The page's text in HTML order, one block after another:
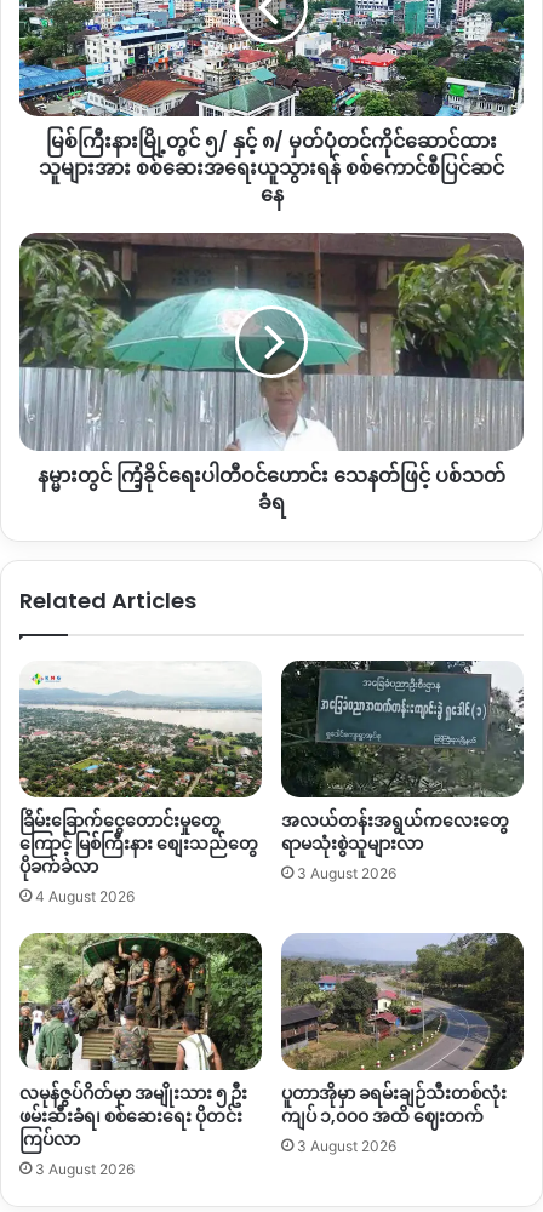
တယ်”ပြောပါတယ်။
ထီးချိုင့်မြို့နယ်အုပ်ချုပ်ရေးအဖွဲ့ဝင်တစ်ဦး(ပကဖ)
ကျနော်တို့ထီးချိုင့်မြို့နယ်မှာ စစ်ကောင်စီဘက် မဲစာရင်းကောက်လို့
ရတဲ့နေရာ၊ ကျနော်တို့လက်လှမ်းမမှီတဲ့ နေရာပေါ့ ၃နေရာပဲရှိတယ်။
ထီးချိုင့်မြို့ပေါ်ရယ်၊ မြတောင်ရွာရယ်၊ မောင်းကုန်းတိုက်နယ် အဲ့ဒီ
ရှိစေရဘူး ရှိလည်းမရှိနိုင်ဘူး သူတို့နဲ့နီးစပ်တဲ့ နေရာတွေလောက်ပဲ
အဲ့ဒီသုံးနေရာကလွဲပြီးကျန်တဲ့ ဘယ်နေရာမှသူတို့မစိုးမိုးနိုင်ဘူး ဘာ
လို့လဲဆိုတော့ ကျနော်တို့ထီးချုင့်မှာရွာအုပ်စုပေါင်း၃၁အုပ်စုရှိတယ်။
ကျနော်တို့က ၂၆အုပ်စု စိုးမိုးထားနိုင်ပြီ မြေပြင်မှာသူတို့အရင်ကလို
မဲစာရင်းကောက်ဖို့ သူတို့ဘယ်လိုမှမဖန်တီးနိုင်ဘူး မဲပေးဖို့ သူတို့
စည်းရုံးလာရင် စည်းရုံးတဲ့ပုံစံအလိုက် အရေးယူသွားဖို့လည်းရှိပါ
တယ် ” ပြောပါတယ်။
ကသာမြို့နယ်မှ ဒေသကာကွယ်ရေးတပ်ဖွဲ့ဝင်တစ်ဦး
“စစ်ကောင်စီရဲ့ ကသာမြို့မှာမဲစာရင်းကောက်ယူမှုက မြို့ပေါ်မှာပဲသူ
တို့လှုပ်ရှားနိုင်တယ်။
နိုင်ဘူးဖြစ်နေတယ်။
ကသာမြို့နယ်အနေနဲ့တော့ ရွေးကောက်ပွဲ
ဖြစ်ဖြစ်မြောက်မြောက် လုပ်နိုင်ဖို့မလွယ်ပါဘူး ဘာကြောင့်လဲဆို
တော့ ကသာမြို့နယ်မှာ ကျနော်တို့ တော်လှန်ရေးအင်အားစုကနေ
ထိန်းချုပ်မူအများဆုံးရှိထားတယ်။
ပြီးတော့ မြို့ပေါ်မှာလည်း ၁၀
ရပ်ကွက်ရှိတယ် အဲ့ဒါကိုလည်း သူတို့ပြည့်ပြည့်ဝဝ လုပ်နိုင်မှာ
မဟုတ်ပါဘူး။ ပြည်သူတွေဘက်ကလည်း ခေတ်ကာလကောင်းပြီး
တည်တည်ငြိမ်ငြိမ်နဲ့ မဲစာရင်းကောက်ပြီးလုပ်တာတောင်မှ မဲစာရင်း
မှားတယ်ဆိုပြီးတော့ ၂၀၂၀ အနိုင်ရ ပါတီ ဆီကနေ အာဏာကိုသိမ်း
တော်လှန်နေကြတဲ့ကာလမှာ သူတို့အနေနဲ့ ဘယ်လောက် မဲစာရင်းမှန်
အောင်လုပ်နိုင်မှာလဲ လုပ်လာရင်ရော ဒီရွေးကောက်ပွဲက
ငွေကုန်သံပြာဖြစ်မှာပဲလို့ ပြည်သူတွေကလည်းယုံကြည်ကြတာ
ပဲ”ပြောပါတယ်။
အင်းတော်မြို့နယ်Indaw Revolution-IRမှ ပြန်ကြားရေးတာဝန်ခံ
“ဒီရွေးကောက်ပွဲကတော့ မြို့ထဲကရပ်ကွက်တွေအပေါ်တော့
တွင် ၅/
နှင့်
၈/
မှတ်ပုံတင်
ကိုင်
ဆောင်
ထား
သူများ
စစ်ဆေး
အရေးယူ
သွား
ရန်
စစ်
ကောင်စီ
ပြင်ဆင်
နေ
မြစ်ကြီးနားမြို့တွင် ၅/ နှင့် ၈/ မှတ်ပုံတင်ကိုင်ဆောင်ထား
သူများအား စစ်ဆေးအရေးယူသွားရန် စစ်ကောင်စီပြင်ဆင်
နေ
န
မ္
မား
တွင်
ကြံ့ခိုင်
ရေး
ပါတီဝင်
ဟောင်း
သေနတ်
ဖြင့် ပစ်
သတ်
နမ္မားတွင် ကြံ့ခိုင်ရေးပါတီဝင်ဟောင်း သေနတ်ဖြင့် ပစ်သတ်
ခံရ
Related Articles
ခြိမ်းခြောက်ငွေတောင်းမှုတွေ
ကြောင့် မြစ်ကြီးနား စျေးသည်တွေ
ပိုခက်ခဲလာ
4 August 2026
အလယ်တန်းအရွယ်ကလေးတွေ
ရာမသုံးစွဲသူများလာ
3 August 2026
လမုန်ဇွပ်ဂိတ်မှာ အမျိုးသား ၅ ဦး
ဖမ်းဆီးခံရ၊ စစ်ဆေးရေး ပိုတင်း
ကြပ်လာ
3 August 2026
ပူတာအိုမှာ ခရမ်းချဉ်သီးတစ်လုံး
ကျပ် ၁,၀၀၀ အထိ ဈေးတက်
3 August 2026